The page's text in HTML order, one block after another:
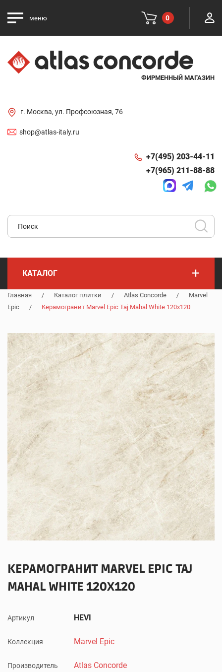
меню 0
ФИРМЕННЫЙ МАГАЗИН
г. Москва, ул. Профсоюзная, 76
shop@atlas-italy.ru
+7(495) 203-44-11
+7(965) 211-88-88
КАТАЛОГ +
Главная / Каталог плитки / Atlas Concorde /
Marvel
Epic
/ Керамогранит Marvel Epic Taj Mahal White 120x120
КЕРАМОГРАНИТ MARVEL EPIC TAJ
MAHAL WHITE 120X120
Артикул HEVI
Коллекция Marvel Epic
Производитель Atlas Concorde